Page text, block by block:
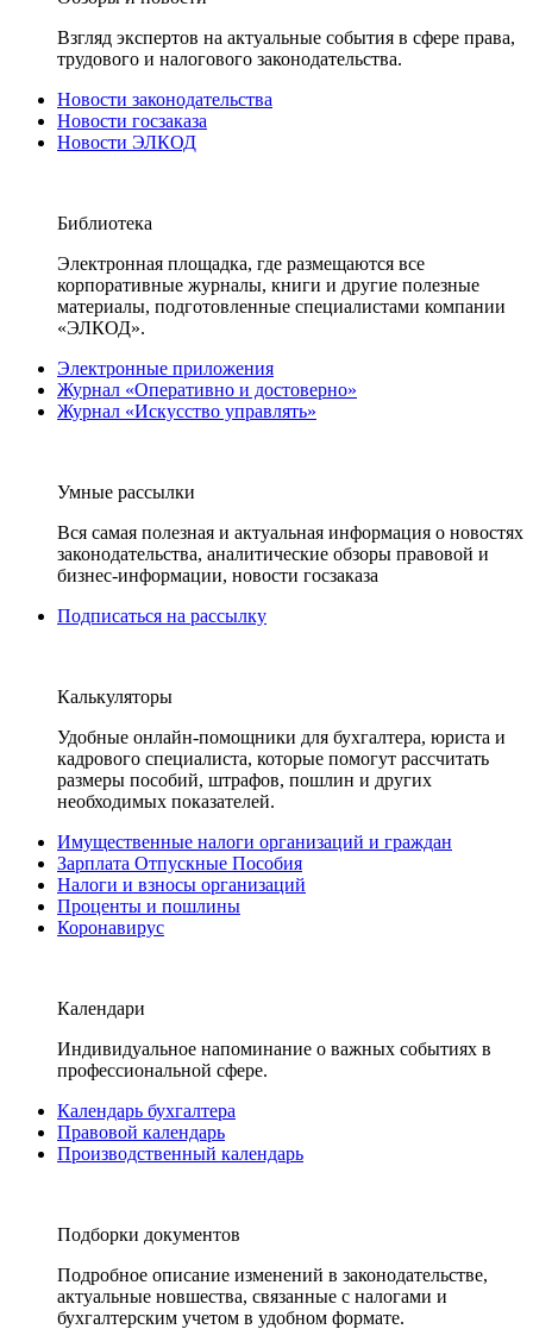
Взгляд экспертов на актуальные события в сфере права,
трудового и налогового законодательства.
Новости законодательства
Новости госзаказа
Новости ЭЛКОД
Библиотека
Электронная площадка, где размещаются все
корпоративные журналы, книги и другие полезные
материалы, подготовленные специалистами компании
«ЭЛКОД».
Электронные приложения
Журнал «Оперативно и достоверно»
Журнал «Искусство управлять»
Умные рассылки
Вся самая полезная и актуальная информация о новостях
законодательства, аналитические обзоры правовой и
бизнес-информации, новости госзаказа
Подписаться на рассылку
Калькуляторы
Удобные онлайн-помощники для бухгалтера, юриста и
кадрового специалиста, которые помогут рассчитать
размеры пособий, штрафов, пошлин и других
необходимых показателей.
Имущественные налоги организаций и граждан
Зарплата Отпускные Пособия
Налоги и взносы организаций
Проценты и пошлины
Коронавирус
Календари
Индивидуальное напоминание о важных событиях в
профессиональной сфере.
Календарь бухгалтера
Правовой календарь
Производственный календарь
Подборки документов
Подробное описание изменений в законодательстве,
актуальные новшества, связанные с налогами и
бухгалтерским учетом в удобном формате.